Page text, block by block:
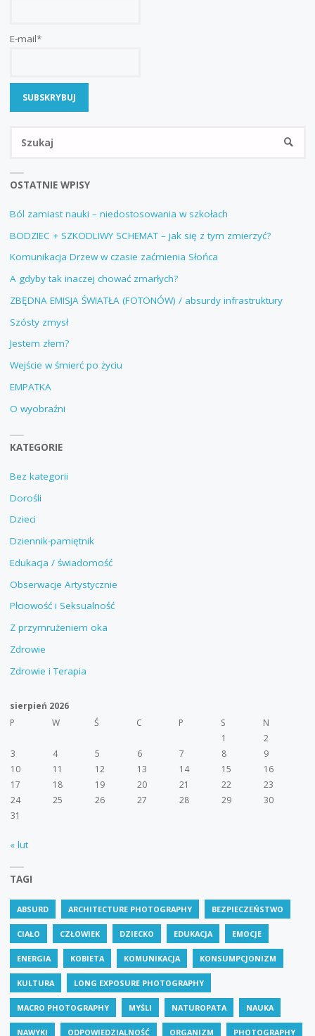
E-mail*
OSTATNIE WPISY
Ból zamiast nauki – niedostosowania w szkołach
BODZIEC + SZKODLIWY SCHEMAT – jak się z tym zmierzyć?
Komunikacja Drzew w czasie zaćmienia Słońca
A gdyby tak inaczej chować zmarłych?
ZBĘDNA EMISJA ŚWIATŁA (FOTONÓW) / absurdy infrastruktury
Szósty zmysł
Jestem złem?
Wejście w śmierć po życiu
EMPATKA
O wyobraźni
KATEGORIE
Bez kategorii
Dorośli
Dzieci
Dziennik-pamiętnik
Edukacja / świadomość
Obserwacje Artystycznie
Płciowość i Seksualność
Z przymrużeniem oka
Zdrowie
Zdrowie i Terapia
sierpień 2026
P
W Ś C P S
N
1
2
3
4 5 6 7 8
9
10
11 12 13 14 15
16
17
18 19 20 21 22
23
24
25 26 27 28 29
30
31
« lut
TAGI
ABSURD ARCHITECTURE PHOTOGRAPHY BEZPIECZEŃSTWO
CIAŁO CZŁOWIEK DZIECKO EDUKACJA EMOCJE
ENERGIA KOBIETA KOMUNIKACJA KONSUMPCJONIZM
KULTURA LONG EXPOSURE PHOTOGRAPHY
MACRO PHOTOGRAPHY MYŚLI NATUROPATA NAUKA
NAWYKI ODPOWIEDZIALNOŚĆ ORGANIZM PHOTOGRAPHY